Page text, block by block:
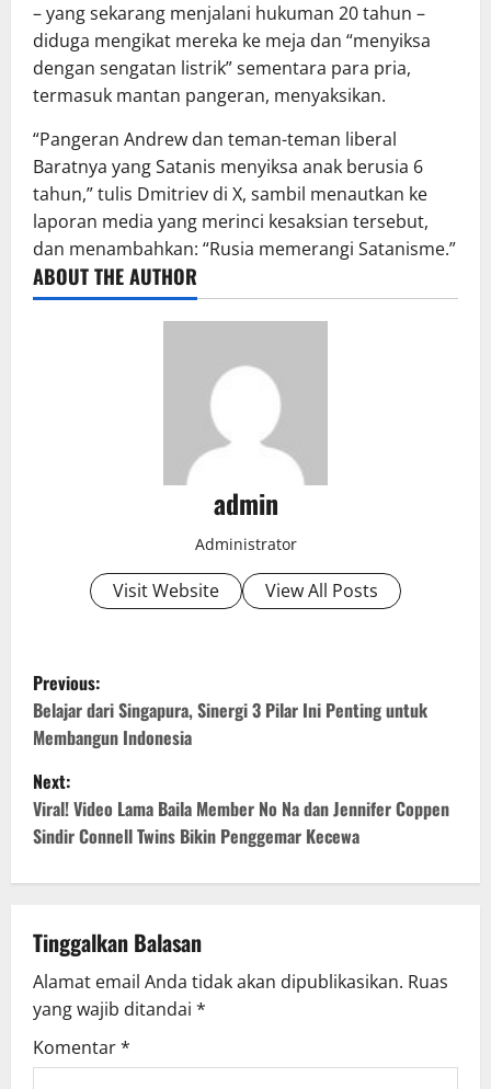
– yang sekarang menjalani hukuman 20 tahun –
diduga mengikat mereka ke meja dan “menyiksa
dengan sengatan listrik” sementara para pria,
termasuk mantan pangeran, menyaksikan.
“Pangeran Andrew dan teman-teman liberal
Baratnya yang Satanis menyiksa anak berusia 6
tahun,” tulis Dmitriev di X, sambil menautkan ke
laporan media yang merinci kesaksian tersebut,
dan menambahkan: “Rusia memerangi Satanisme.”
ABOUT THE AUTHOR
admin
Administrator
Visit Website View All Posts
P
o
s
t
n
v
i
g
Previous:
Belajar dari Singapura, Sinergi 3 Pilar Ini Penting untuk
Membangun Indonesia
Next:
Viral! Video Lama Baila Member No Na dan Jennifer Coppen
Sindir Connell Twins Bikin Penggemar Kecewa
Tinggalkan Balasan
Alamat email Anda tidak akan dipublikasikan. Ruas
yang wajib ditandai *
Komentar*